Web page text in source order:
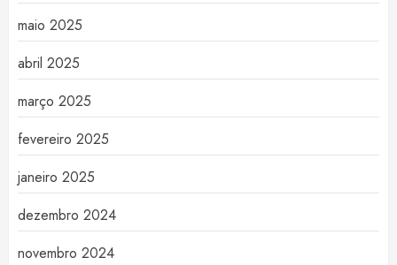
maio 2025
abril 2025
março 2025
fevereiro 2025
janeiro 2025
dezembro 2024
novembro 2024